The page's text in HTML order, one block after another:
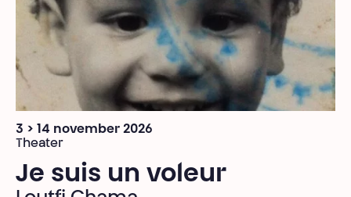
3 > 14 november 2026
Theater
Je suis un voleur